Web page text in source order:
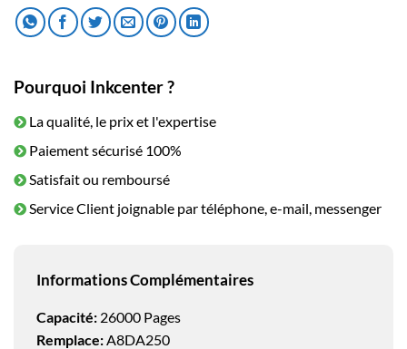
Pourquoi Inkcenter ?
La qualité, le prix et l'expertise
Paiement sécurisé 100%
Satisfait ou remboursé
Service Client joignable par téléphone, e-mail, messenger
Informations Complémentaires
Capacité: 26000 Pages
Remplace:A8DA250